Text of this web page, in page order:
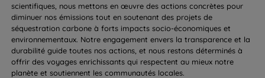
scientifiques, nous mettons en œuvre des actions concrètes pour
diminuer nos émissions tout en soutenant des projets de
séquestration carbone à forts impacts socio-économiques et
environnementaux. Notre engagement envers la transparence et la
durabilité guide toutes nos actions, et nous restons déterminés à
offrir des voyages enrichissants qui respectent au mieux notre
planète et soutiennent les communautés locales.